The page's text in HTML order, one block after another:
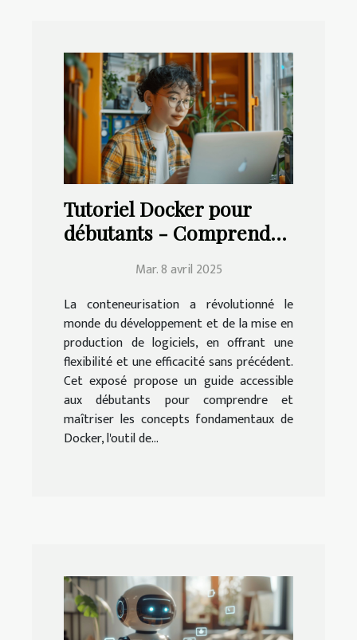
Tutoriel Docker pour
débutants - Comprendre
conteneurisation
Mar. 8 avril 2025
La conteneurisation a révolutionné le
monde du développement et de la mise en
production de logiciels, en offrant une
flexibilité et une efficacité sans précédent.
Cet exposé propose un guide accessible
aux débutants pour comprendre et
maîtriser les concepts fondamentaux de
Docker, l'outil de...